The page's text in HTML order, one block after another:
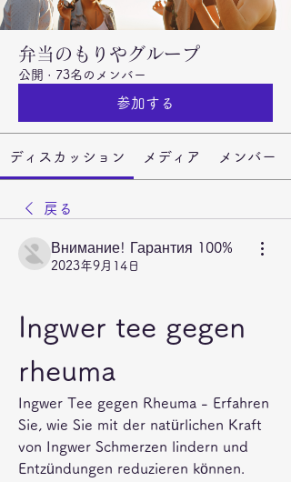
弁当のもりやグループ
公開 · 73名のメンバー
参加する
ディスカッション メディア メンバー
戻る
Внимание! Гарантия 100%
2023年9月14日
Ingwer tee gegen
rheuma
Ingwer Tee gegen Rheuma - Erfahren
Sie, wie Sie mit der natürlichen Kraft
von Ingwer Schmerzen lindern und
Entzündungen reduzieren können.